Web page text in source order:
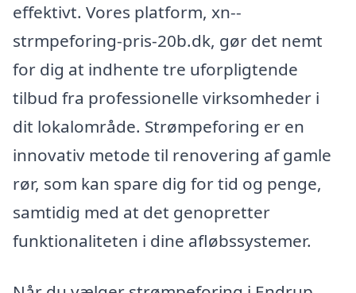
effektivt. Vores platform, xn--
strmpeforing-pris-20b.dk, gør det nemt
for dig at indhente tre uforpligtende
tilbud fra professionelle virksomheder i
dit lokalområde. Strømpeforing er en
innovativ metode til renovering af gamle
rør, som kan spare dig for tid og penge,
samtidig med at det genopretter
funktionaliteten i dine afløbssystemer.